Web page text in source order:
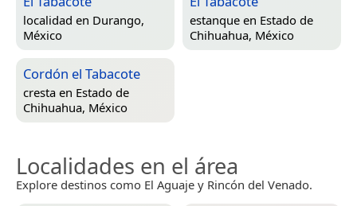
localidad en Durango,
México
estanque en Estado de
Chihuahua, México
Cordón el Tabacote
cresta en Estado de
Chihuahua, México
Localidades en el área
Explore destinos como El Aguaje y Rincón del Venado.